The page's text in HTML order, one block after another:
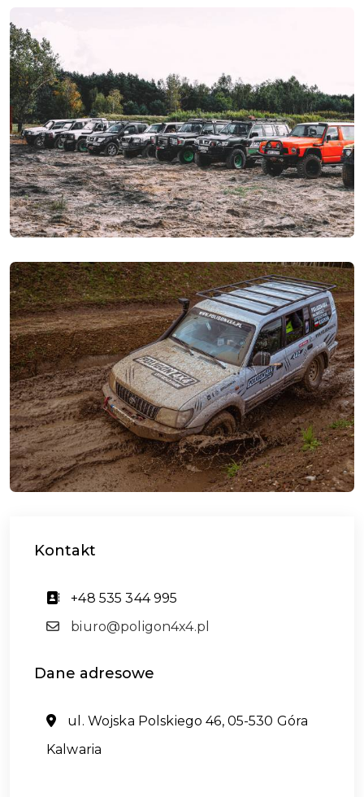
Kontakt
+48 535 344 995
biuro@poligon4x4.pl
Dane adresowe
ul. Wojska Polskiego 46, 05-530 Góra
Kalwaria